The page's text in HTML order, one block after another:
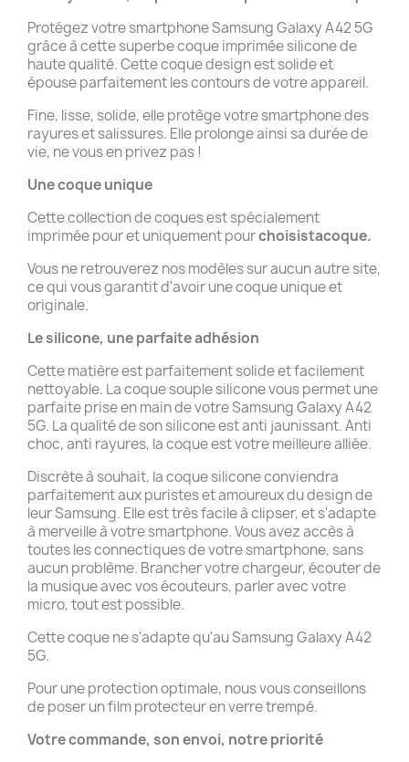
Protégez votre smartphone Samsung Galaxy A42 5G
grâce à cette superbe coque imprimée silicone de
haute qualité. Cette coque design est solide et
épouse parfaitement les contours de votre appareil.
Fine, lisse, solide, elle protège votre smartphone des
rayures et salissures. Elle prolonge ainsi sa durée de
vie, ne vous en privez pas !
Une coque unique
Cette collection de coques est spécialement
imprimée pour et uniquement pourchoisistacoque.
Vous ne retrouverez nos modèles sur aucun autre site,
ce qui vous garantit d'avoir une coque unique et
originale.
Le silicone, une parfaite adhésion
Cette matière est parfaitement solide et facilement
nettoyable. La coque souple silicone vous permet une
parfaite prise en main de votre Samsung Galaxy A42
5G. La qualité de son silicone est anti jaunissant. Anti
choc, anti rayures, la coque est votre meilleure alliée.
Discrète à souhait, la coque silicone conviendra
parfaitement aux puristes et amoureux du design de
leur Samsung. Elle est très facile à clipser, et s'adapte
à merveille à votre smartphone. Vous avez accès à
toutes les connectiques de votre smartphone, sans
aucun problème. Brancher votre chargeur, écouter de
la musique avec vos écouteurs, parler avec votre
micro, tout est possible.
Cette coque ne s'adapte qu'au Samsung Galaxy A42
5G.
Pour une protection optimale, nous vous conseillons
de poser un film protecteur en verre trempé.
Votre commande, son envoi, notre priorité